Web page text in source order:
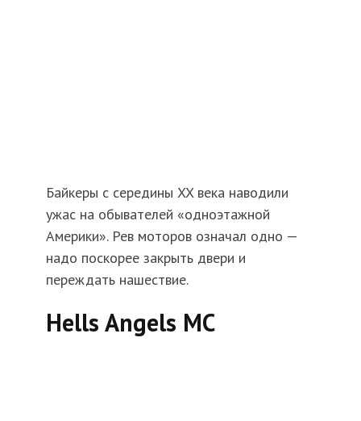
Байкеры с середины XX века наводили
ужас на обывателей «одноэтажной
Америки». Рев моторов означал одно —
надо поскорее закрыть двери и
переждать нашествие.
Hells Angels MC